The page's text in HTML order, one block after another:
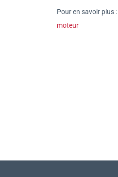
Pour en savoir plus :
moteur